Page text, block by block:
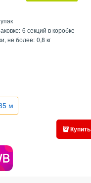
упак
6 секций в коробке
не более: 0,8 кг
м
Купить